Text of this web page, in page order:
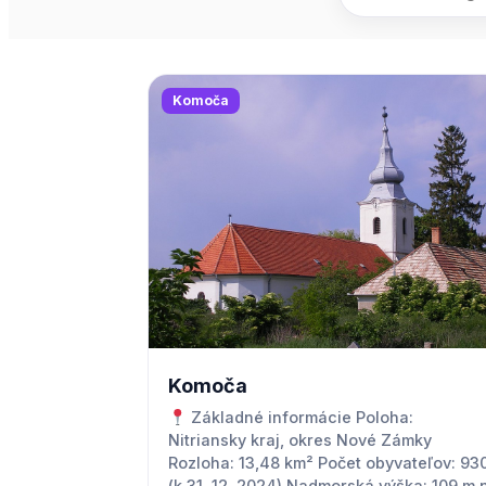
Komoča
Komoča
Základné informácie Poloha:
Nitriansky kraj, okres Nové Zámky
Rozloha: 13,48 km² Počet obyvateľov: